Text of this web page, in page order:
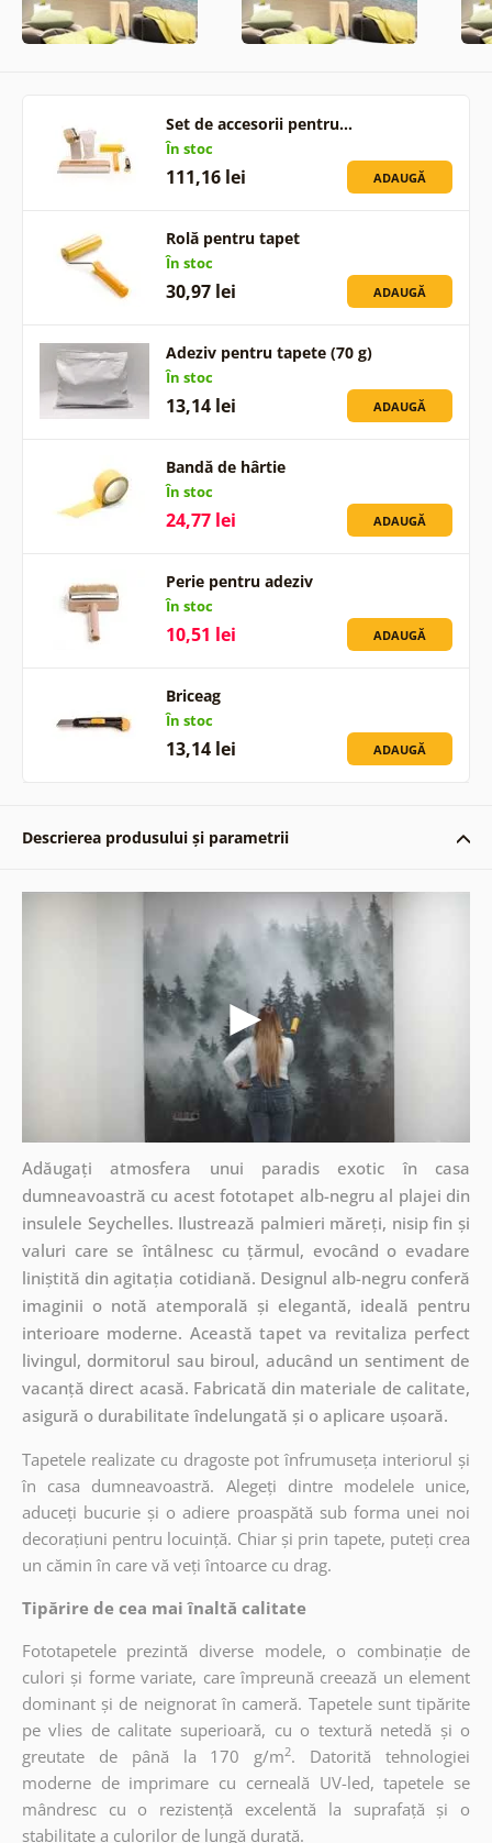
Set de accesorii pentru…
În stoc
111,16 lei ADAUGĂ
Rolă pentru tapet
În stoc
30,97 lei ADAUGĂ
Adeziv pentru tapete (70 g)
În stoc
13,14 lei ADAUGĂ
Bandă de hârtie
În stoc
24,77 lei ADAUGĂ
Perie pentru adeziv
În stoc
10,51 lei ADAUGĂ
Briceag
În stoc
13,14 lei ADAUGĂ
Descrierea produsului și parametrii
Adăugați atmosfera unui paradis exotic în casa
dumneavoastră cu acest fototapet alb-negru al plajei din
insulele Seychelles. Ilustrează palmieri măreți, nisip fin și
valuri care se întâlnesc cu țărmul, evocând o evadare
liniștită din agitația cotidiană. Designul alb-negru conferă
imaginii o notă atemporală și elegantă, ideală pentru
interioare moderne. Această tapet va revitaliza perfect
livingul, dormitorul sau biroul, aducând un sentiment de
vacanță direct acasă. Fabricată din materiale de calitate,
asigură o durabilitate îndelungată și o aplicare ușoară.
Tapetele realizate cu dragoste pot înfrumuseța interiorul și
în casa dumneavoastră. Alegeți dintre modelele unice,
aduceți bucurie și o adiere proaspătă sub forma unei noi
decorațiuni pentru locuință. Chiar și prin tapete, puteți crea
un cămin în care vă veți întoarce cu drag.
Tipărire de cea mai înaltă calitate
Fototapetele prezintă diverse modele, o combinație de
culori și forme variate, care împreună creează un element
dominant și de neignorat în cameră. Tapetele sunt tipărite
pe vlies de calitate superioară, cu o textură netedă și o
greutate de până la 170 g/m2. Datorită tehnologiei
moderne de imprimare cu cerneală UV-led, tapetele se
mândresc cu o rezistență excelentă la suprafață și o
stabilitate a culorilor de lungă durată.